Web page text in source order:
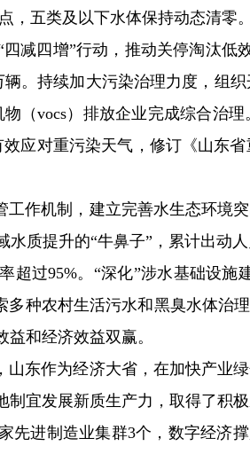
，五类及以下水体保持动态清零
四增”行动，推动关停淘汰低
。持续加大污染治理力度，组
（vocs）排放企业完成综合治
应对重污染天气，修订《山东
作机制，建立完善水生态环境
质提升的“牛鼻子”，累计出动
超过95%。“深化”涉水基础设施
种农村生活污水和黑臭水体治
和经济效益双赢。
作为经济大省，在加快产业绿
宜发展新质生产力，取得了积极
先进制造业集群3个，数字经济